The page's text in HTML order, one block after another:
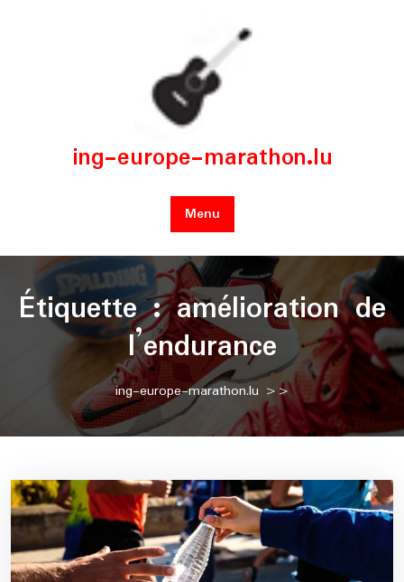
ing-europe-marathon.lu
Menu
Étiquette :amélioration de
l’endurance
ing-europe-marathon.lu >>